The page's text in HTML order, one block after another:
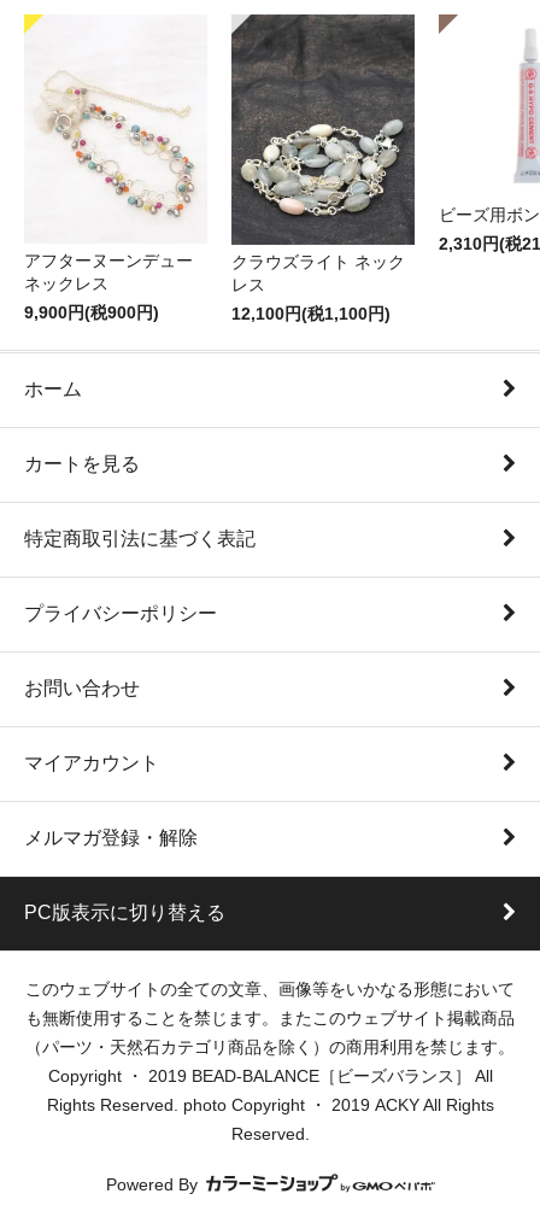
アフターヌーンデュー
ネックレス
9,900円(税900円)
クラウズライト ネック
レス
12,100円(税1,100円)
ビーズ用ボ
2,310円(税
ホーム
カートを見る
特定商取引法に基づく表記
プライバシーポリシー
お問い合わせ
マイアカウント
メルマガ登録・解除
PC版表示に切り替える
このウェブサイトの全ての文章、画像等をいかなる形態において
も無断使用することを禁じます。またこのウェブサイト掲載商品
（パーツ・天然石カテゴリ商品を除く）の商用利用を禁じます。
Copyright ・ 2019 BEAD-BALANCE［ビーズバランス］ All
Rights Reserved. photo Copyright ・ 2019 ACKY All Rights
Reserved.
Powered By